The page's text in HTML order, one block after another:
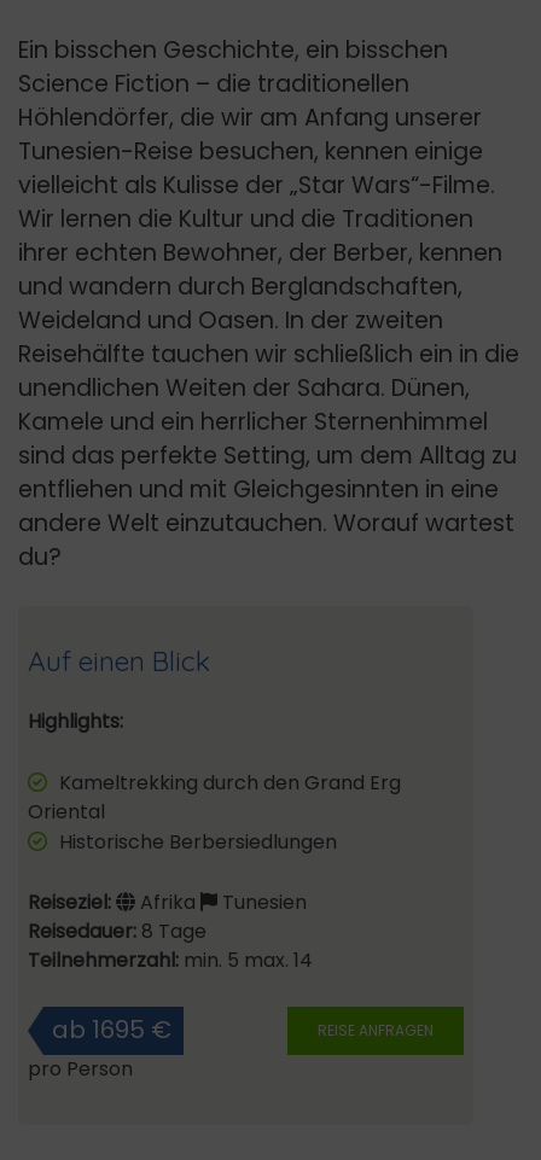
Ein bisschen Geschichte, ein bisschen
Science Fiction – die traditionellen
Höhlendörfer, die wir am Anfang unserer
Tunesien-Reise besuchen, kennen einige
vielleicht als Kulisse der „Star Wars“-Filme.
Wir lernen die Kultur und die Traditionen
ihrer echten Bewohner, der Berber, kennen
und wandern durch Berglandschaften,
Weideland und Oasen. In der zweiten
Reisehälfte tauchen wir schließlich ein in die
unendlichen Weiten der Sahara. Dünen,
Kamele und ein herrlicher Sternenhimmel
sind das perfekte Setting, um dem Alltag zu
entfliehen und mit Gleichgesinnten in eine
andere Welt einzutauchen. Worauf wartest
du?
Auf einen Blick
Highlights:
Kameltrekking durch den Grand Erg
Oriental
Historische Berbersiedlungen
Reiseziel: Afrika
Tunesien
Reisedauer:8 Tage
Teilnehmerzahl:min. 5 max. 14
REISE ANFRAGEN
ab 1695 €
pro Person